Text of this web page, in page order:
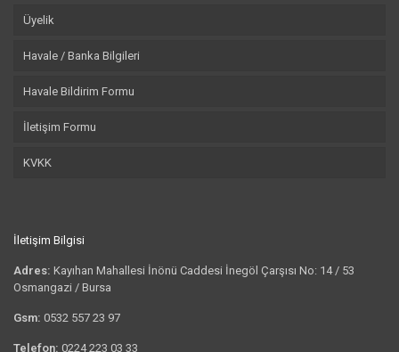
Üyelik
Havale / Banka Bilgileri
Havale Bildirim Formu
İletişim Formu
KVKK
İletişim Bilgisi
Adres: Kayıhan Mahallesi İnönü Caddesi İnegöl Çarşısı No: 14 / 53
Osmangazi / Bursa
Gsm: 0532 557 23 97
Telefon: 0224 223 03 33